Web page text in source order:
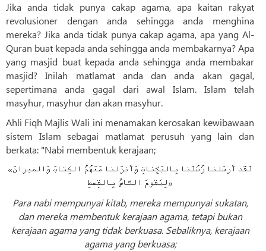
Jika anda tidak punya cakap agama, apa kaitan rakyat
revolusioner dengan anda sehingga anda menghina
mereka? Jika anda tidak punya cakap agama, apa yang Al-
Quran buat kepada anda sehingga anda membakarnya? Apa
yang masjid buat kepada anda sehingga anda membakar
masjid? Inilah matlamat anda dan anda akan gagal,
sepertimana anda gagal dari awal Islam. Islam telah
masyhur, masyhur dan akan masyhur.
Ahli Fiqh Majlis Wali ini menamakan kerosakan kewibawaan
sistem Islam sebagai matlamat perusuh yang lain dan
berkata: "Nabi membentuk kerajaan;
«لَقَد أَرسَلنا رُسُلَنا بِالبَيِّناتِ وَأَنزَلنا مَعَهُمُ الكِتابَ وَالميزانَ
لِيَقومَ النّاسُ بِالقِسطِ»
Para nabi mempunyai kitab, mereka mempunyai sukatan,
dan mereka membentuk kerajaan agama, tetapi bukan
kerajaan agama yang tidak berkuasa. Sebaliknya, kerajaan
agama yang berkuasa;